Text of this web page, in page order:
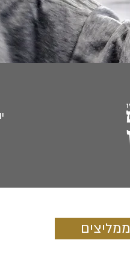
ממליצים